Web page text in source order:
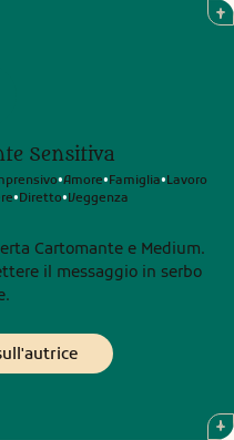
Sensitiva
•Amore•Famiglia•Lavoro
•Diretto•Veggenza
Cartomante e Medium.
il messaggio in serbo